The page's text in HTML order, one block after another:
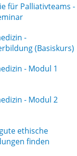
für Palliativteams -
-
(Basiskurs)
- Modul 1
- Modul 2
ethische
finden